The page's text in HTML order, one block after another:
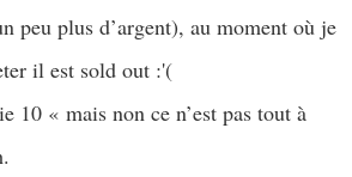
peu plus d’argent), au moment où je
il est sold out :'(
10 « mais non ce n’est pas tout à